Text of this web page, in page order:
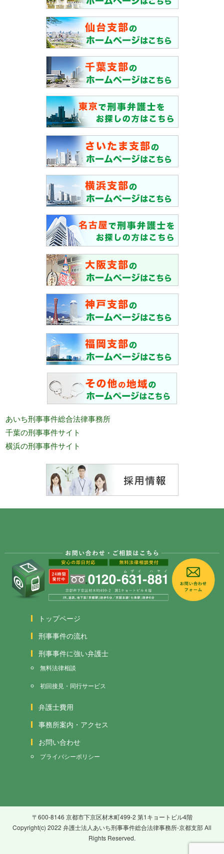
あいち刑事事件総合法律事務所
千葉の刑事事件サイト
横浜の刑事事件サイト
トップページ
刑事事件の流れ
刑事事件に強い弁護士
無料法律相談
初回接見・同行サービス
弁護士費用
事務所案内・アクセス
お問い合わせ
プライバシーポリシー
〒600-8146 京都市下京区材木町499-2 第1キョートビル4階
Copyright(c) 2022 弁護士法人あいち刑事事件総合法律事務所-京都支部 All
Rights Reserved.